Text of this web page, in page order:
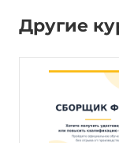
Другие